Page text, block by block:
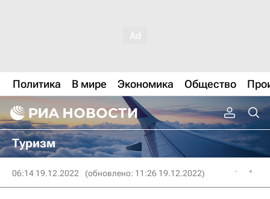
Политика В мире Экономика Общество
Туризм
06:14 19.12.2022 (обновлено: 11:26 19.12.2022)